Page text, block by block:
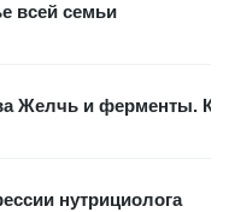
всей семьи
Желчь и ферменты.
нутрициолога